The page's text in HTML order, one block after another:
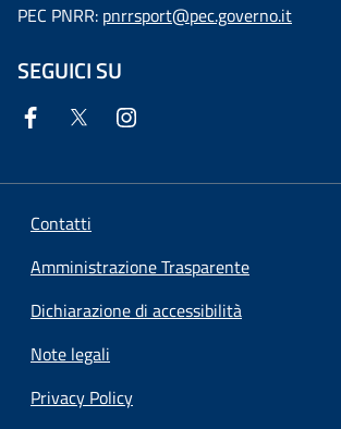
PEC PNRR: pnrrsport@pec.governo.it
SEGUICI SU
Contatti
Amministrazione Trasparente
Dichiarazione di accessibilità
Note legali
Privacy Policy